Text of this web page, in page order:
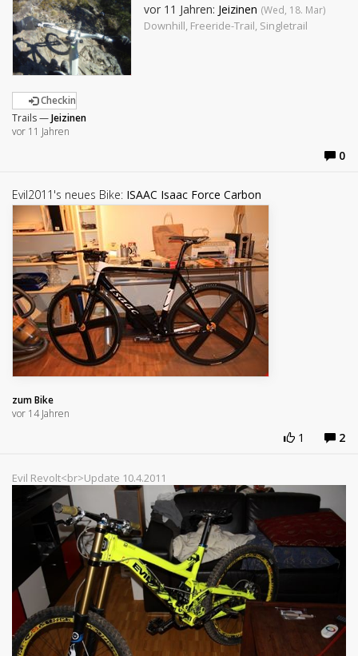
vor 11 Jahren: Jeizinen (Wed, 18. Mar)
Downhill, Freeride-Trail, Singletrail
Checkin
Trails —Jeizinen
vor 11 Jahren
0
Evil2011's neues Bike: ISAAC Isaac Force Carbon
zum Bike
vor 14 Jahren
1 2
Evil Revolt<br>Update 10.4.2011